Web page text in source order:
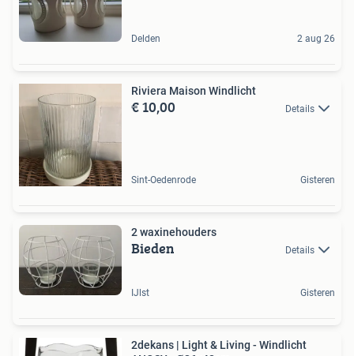
Delden 2 aug 26
Riviera Maison Windlicht
€ 10,00 Details
Sint-Oedenrode Gisteren
2 waxinehouders
Bieden Details
IJlst Gisteren
2dekans | Light & Living - Windlicht